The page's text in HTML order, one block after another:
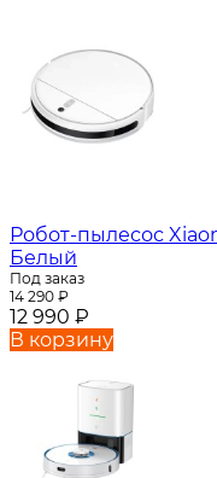
Робот-пылесос
Белый
Под заказ
14 290 ₽
12 990 ₽
В корзину